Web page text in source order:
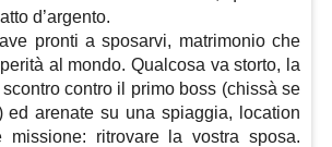
d’argento.
pronti a sposarvi, matrimonio che
al mondo. Qualcosa va storto, la
contro il primo boss (chissà se
arenate su una spiaggia, location
ritrovare la vostra sposa.